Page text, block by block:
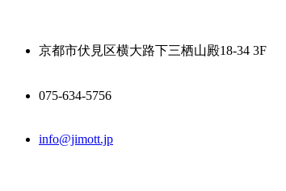
京都市伏見区横大路下三栖山殿18-34 3F
075-634-5756
info@jimott.jp